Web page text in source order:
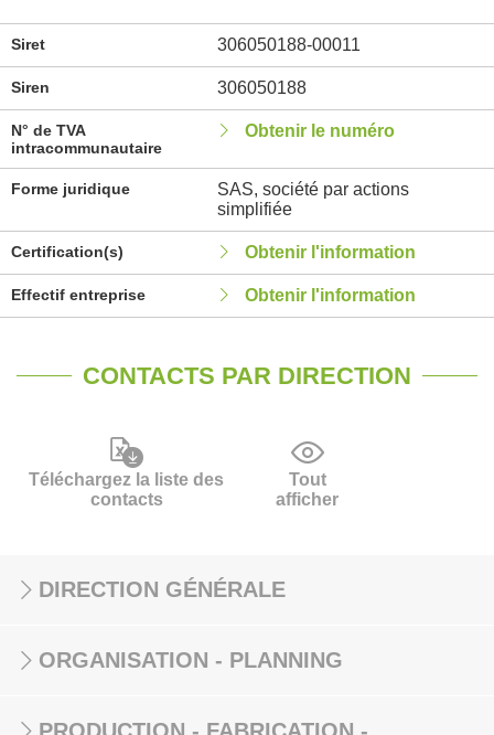
Siret 306050188-00011
Siren 306050188
N° de TVA
intracommunautaire
Obtenir le numéro
Forme juridique
SAS, société par actions
simplifiée
Certification(s) Obtenir l'information
Effectif entreprise Obtenir l'information
CONTACTS PAR DIRECTION
Téléchargez la liste des
contacts
Tout
afficher
DIRECTION GÉNÉRALE
ORGANISATION - PLANNING